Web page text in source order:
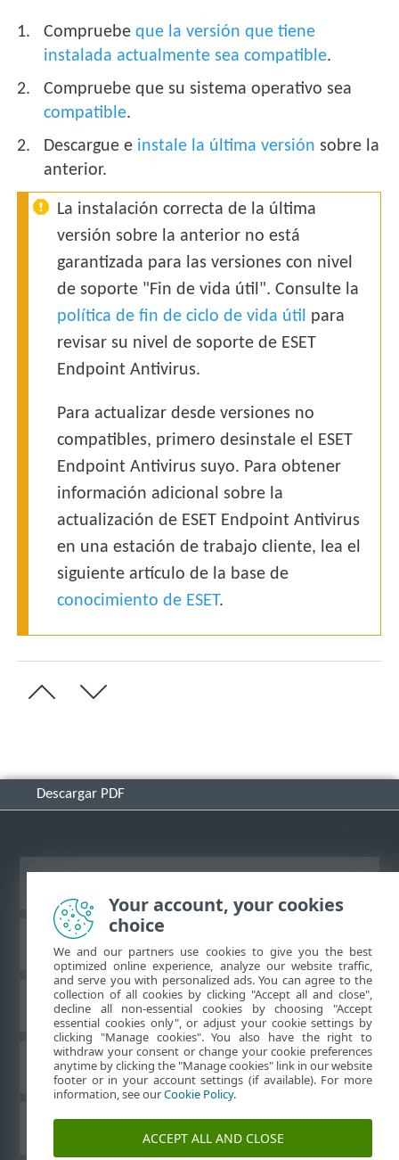
Compruebeque la versión que tiene
instalada actualmente sea compatible.
Compruebe que su sistema operativo sea
compatible.
Descargue e instale la última versión sobre la
anterior.
La instalación correcta de la última
versión sobre la anterior no está
garantizada para las versiones con nivel
de soporte "Fin de vida útil". Consulte la
política de fin de ciclo de vida útil para
revisar su nivel de soporte de ESET
Endpoint Antivirus.
Para actualizar desde versiones no
compatibles, primero desinstale el ESET
Endpoint Antivirus suyo. Para obtener
información adicional sobre la
actualización de ESET Endpoint Antivirus
en una estación de trabajo cliente, lea el
siguiente artículo de la base de
conocimiento de ESET.
Descargar PDF
Base de conocimiento de ESET
Foro de ESET
Soporte regional
Your account, your cookies
choice
We and our partners use cookies to give you the best
optimized online experience, analyze our website traffic,
and serve you with personalized ads. You can agree to the
collection of all cookies by clicking "Accept all and close",
decline all non-essential cookies by choosing "Accept
essential cookies only", or adjust your cookie settings by
clicking "Manage cookies". You also have the right to
withdraw your consent or change your cookie preferences
anytime by clicking the "Manage cookies" link in our website
footer or in your account settings (if available). For more
information, see ourCookie Policy.
ACCEPT ALL AND CLOSE